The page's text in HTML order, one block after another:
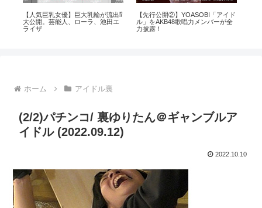
【人気巨乳女優】巨大乳輪が流出⁉️
大公開。芸能人、ローラ、池田エ
ライザ
【先行公開②】YOASOBI「アイド
ル」をAKB48歌唱力メンバーが全
力披露！
ホーム アイドル裏
(2/2)パチンコ/ 裏ゆりたん＠ギャンブルア
イドル (2022.09.12)
2022.10.10